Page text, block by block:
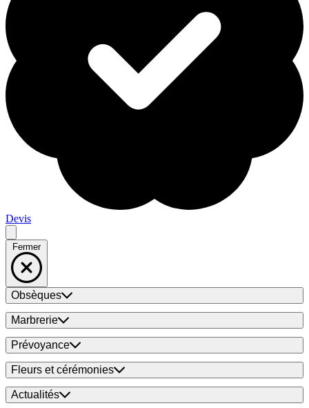
Devis
Fermer
Obsèques
Marbrerie
Prévoyance
Fleurs et cérémonies
Actualités